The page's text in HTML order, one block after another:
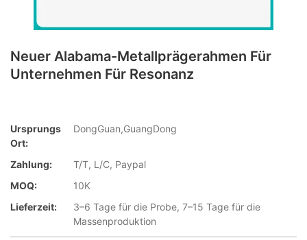
Neuer Alabama-Metallprägerahmen Für
Unternehmen Für Resonanz
Ursprungs
Ort:
DongGuan,GuangDong
Zahlung:
T/T, L/C, Paypal
MOQ:
10K
Lieferzeit:
3–6 Tage für die Probe, 7–15 Tage für die
Massenproduktion